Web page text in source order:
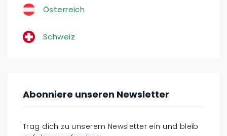
Österreich
Schweiz
Abonniere unseren Newsletter
Trag dich zu unserem Newsletter ein und bleib